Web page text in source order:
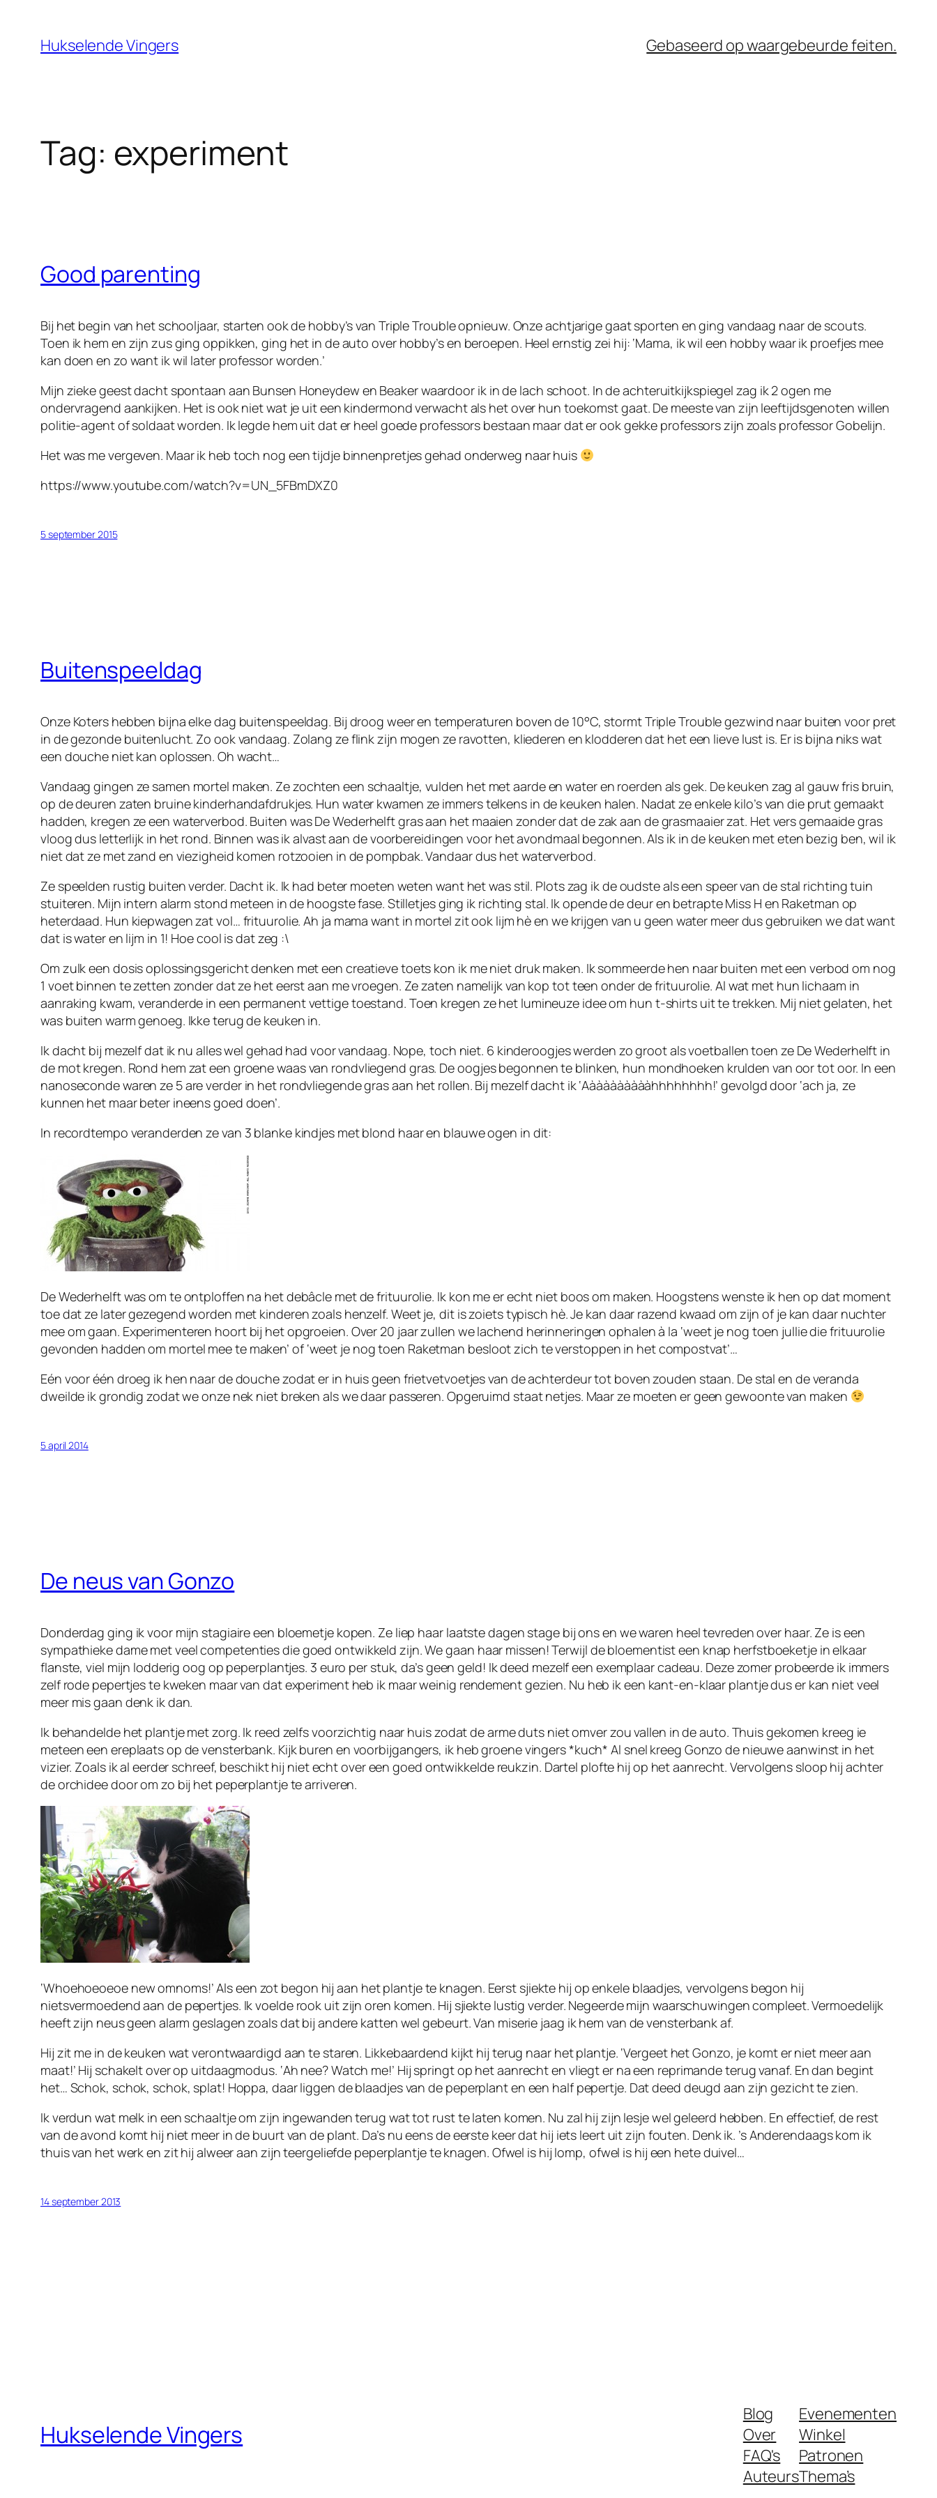
Hukselende Vingers Gebaseerd op waargebeurde feiten.
Tag: experiment
Good parenting
Bij het begin van het schooljaar, starten ook de hobby’s van Triple Trouble opnieuw. Onze achtjarige gaat sporten en ging vandaag naar de scouts.
Toen ik hem en zijn zus ging oppikken, ging het in de auto over hobby’s en beroepen. Heel ernstig zei hij: ‘Mama, ik wil een hobby waar ik proefjes mee
kan doen en zo want ik wil later professor worden.’
Mijn zieke geest dacht spontaan aan Bunsen Honeydew en Beaker waardoor ik in de lach schoot. In de achteruitkijkspiegel zag ik 2 ogen me
ondervragend aankijken. Het is ook niet wat je uit een kindermond verwacht als het over hun toekomst gaat. De meeste van zijn leeftijdsgenoten willen
politie-agent of soldaat worden. Ik legde hem uit dat er heel goede professors bestaan maar dat er ook gekke professors zijn zoals professor Gobelijn.
Het was me vergeven. Maar ik heb toch nog een tijdje binnenpretjes gehad onderweg naar huis
https://www.youtube.com/watch?v=UN_5FBmDXZ0
5 september 2015
Buitenspeeldag
Onze Koters hebben bijna elke dag buitenspeeldag. Bij droog weer en temperaturen boven de 10°C, stormt Triple Trouble gezwind naar buiten voor pret
in de gezonde buitenlucht. Zo ook vandaag. Zolang ze flink zijn mogen ze ravotten, kliederen en klodderen dat het een lieve lust is. Er is bijna niks wat
een douche niet kan oplossen. Oh wacht…
Vandaag gingen ze samen mortel maken. Ze zochten een schaaltje, vulden het met aarde en water en roerden als gek. De keuken zag al gauw fris bruin,
op de deuren zaten bruine kinderhandafdrukjes. Hun water kwamen ze immers telkens in de keuken halen. Nadat ze enkele kilo’s van die prut gemaakt
hadden, kregen ze een waterverbod. Buiten was De Wederhelft gras aan het maaien zonder dat de zak aan de grasmaaier zat. Het vers gemaaide gras
vloog dus letterlijk in het rond. Binnen was ik alvast aan de voorbereidingen voor het avondmaal begonnen. Als ik in de keuken met eten bezig ben, wil ik
niet dat ze met zand en viezigheid komen rotzooien in de pompbak. Vandaar dus het waterverbod.
Ze speelden rustig buiten verder. Dacht ik. Ik had beter moeten weten want het was stil. Plots zag ik de oudste als een speer van de stal richting tuin
stuiteren. Mijn intern alarm stond meteen in de hoogste fase. Stilletjes ging ik richting stal. Ik opende de deur en betrapte Miss H en Raketman op
heterdaad. Hun kiepwagen zat vol… frituurolie. Ah ja mama want in mortel zit ook lijm hè en we krijgen van u geen water meer dus gebruiken we dat want
dat is water en lijm in 1! Hoe cool is dat zeg :\
Om zulk een dosis oplossingsgericht denken met een creatieve toets kon ik me niet druk maken. Ik sommeerde hen naar buiten met een verbod om nog
1 voet binnen te zetten zonder dat ze het eerst aan me vroegen. Ze zaten namelijk van kop tot teen onder de frituurolie. Al wat met hun lichaam in
aanraking kwam, veranderde in een permanent vettige toestand. Toen kregen ze het lumineuze idee om hun t-shirts uit te trekken. Mij niet gelaten, het
was buiten warm genoeg. Ikke terug de keuken in.
Ik dacht bij mezelf dat ik nu alles wel gehad had voor vandaag. Nope, toch niet. 6 kinderoogjes werden zo groot als voetballen toen ze De Wederhelft in
de mot kregen. Rond hem zat een groene waas van rondvliegend gras. De oogjes begonnen te blinken, hun mondhoeken krulden van oor tot oor. In een
nanoseconde waren ze 5 are verder in het rondvliegende gras aan het rollen. Bij mezelf dacht ik ‘Aàààààààààhhhhhhhh!’ gevolgd door ‘ach ja, ze
kunnen het maar beter ineens goed doen’.
In recordtempo veranderden ze van 3 blanke kindjes met blond haar en blauwe ogen in dit:
De Wederhelft was om te ontploffen na het debâcle met de frituurolie. Ik kon me er echt niet boos om maken. Hoogstens wenste ik hen op dat moment
toe dat ze later gezegend worden met kinderen zoals henzelf. Weet je, dit is zoiets typisch hè. Je kan daar razend kwaad om zijn of je kan daar nuchter
mee om gaan. Experimenteren hoort bij het opgroeien. Over 20 jaar zullen we lachend herinneringen ophalen à la ‘weet je nog toen jullie die frituurolie
gevonden hadden om mortel mee te maken’ of ‘weet je nog toen Raketman besloot zich te verstoppen in het compostvat’…
Eén voor één droeg ik hen naar de douche zodat er in huis geen frietvetvoetjes van de achterdeur tot boven zouden staan. De stal en de veranda
dweilde ik grondig zodat we onze nek niet breken als we daar passeren. Opgeruimd staat netjes. Maar ze moeten er geen gewoonte van maken
5 april 2014
De neus van Gonzo
Donderdag ging ik voor mijn stagiaire een bloemetje kopen. Ze liep haar laatste dagen stage bij ons en we waren heel tevreden over haar. Ze is een
sympathieke dame met veel competenties die goed ontwikkeld zijn. We gaan haar missen! Terwijl de bloementist een knap herfstboeketje in elkaar
flanste, viel mijn lodderig oog op peperplantjes. 3 euro per stuk, da’s geen geld! Ik deed mezelf een exemplaar cadeau. Deze zomer probeerde ik immers
zelf rode pepertjes te kweken maar van dat experiment heb ik maar weinig rendement gezien. Nu heb ik een kant-en-klaar plantje dus er kan niet veel
meer mis gaan denk ik dan.
Ik behandelde het plantje met zorg. Ik reed zelfs voorzichtig naar huis zodat de arme duts niet omver zou vallen in de auto. Thuis gekomen kreeg ie
meteen een ereplaats op de vensterbank. Kijk buren en voorbijgangers, ik heb groene vingers *kuch* Al snel kreeg Gonzo de nieuwe aanwinst in het
vizier. Zoals ik al eerder schreef, beschikt hij niet echt over een goed ontwikkelde reukzin. Dartel plofte hij op het aanrecht. Vervolgens sloop hij achter
de orchidee door om zo bij het peperplantje te arriveren.
‘Whoehoeoeoe new omnoms!’ Als een zot begon hij aan het plantje te knagen. Eerst sjiekte hij op enkele blaadjes, vervolgens begon hij
nietsvermoedend aan de pepertjes. Ik voelde rook uit zijn oren komen. Hij sjiekte lustig verder. Negeerde mijn waarschuwingen compleet. Vermoedelijk
heeft zijn neus geen alarm geslagen zoals dat bij andere katten wel gebeurt. Van miserie jaag ik hem van de vensterbank af.
Hij zit me in de keuken wat verontwaardigd aan te staren. Likkebaardend kijkt hij terug naar het plantje. ‘Vergeet het Gonzo, je komt er niet meer aan
maat!’ Hij schakelt over op uitdaagmodus. ‘Ah nee? Watch me!’ Hij springt op het aanrecht en vliegt er na een reprimande terug vanaf. En dan begint
het… Schok, schok, schok, splat! Hoppa, daar liggen de blaadjes van de peperplant en een half pepertje. Dat deed deugd aan zijn gezicht te zien.
Ik verdun wat melk in een schaaltje om zijn ingewanden terug wat tot rust te laten komen. Nu zal hij zijn lesje wel geleerd hebben. En effectief, de rest
van de avond komt hij niet meer in de buurt van de plant. Da’s nu eens de eerste keer dat hij iets leert uit zijn fouten. Denk ik. ’s Anderendaags kom ik
thuis van het werk en zit hij alweer aan zijn teergeliefde peperplantje te knagen. Ofwel is hij lomp, ofwel is hij een hete duivel…
14 september 2013
Hukselende Vingers
Blog
Over
FAQ's
Auteurs
Evenementen
Winkel
Patronen
Thema’s